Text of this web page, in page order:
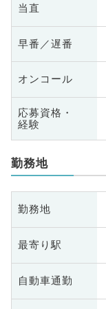
当直
早番／遅番
オンコール
応募資格・
経験
勤務地
勤務地
最寄り駅
自動車通勤